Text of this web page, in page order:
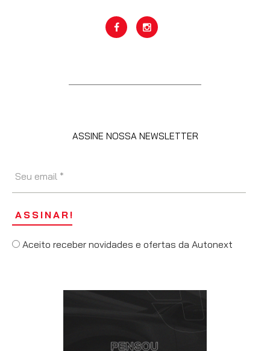
ASSINE NOSSA NEWSLETTER
Aceito receber novidades e ofertas da Autonext